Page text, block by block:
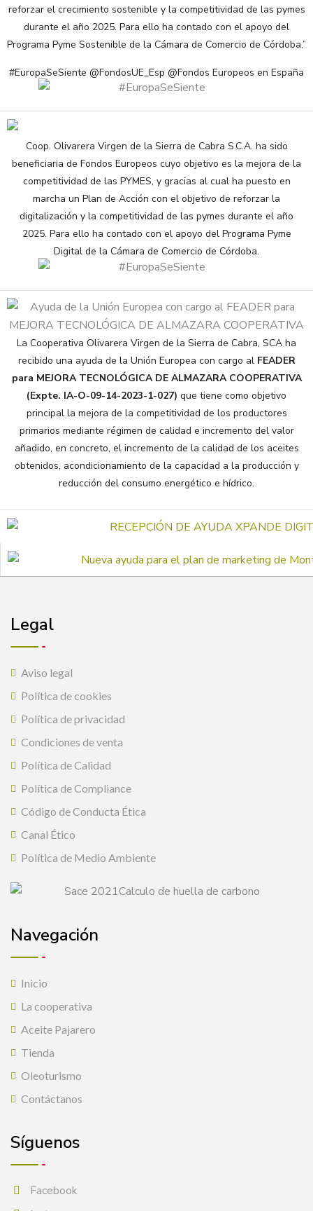
reforzar el crecimiento sostenible y la competitividad de las pymes
durante el año 2025. Para ello ha contado con el apoyo del
Programa Pyme Sostenible de la Cámara de Comercio de Córdoba.”
#EuropaSeSiente @FondosUE_Esp @Fondos Europeos en España
Coop. Olivarera Virgen de la Sierra de Cabra S.C.A. ha sido
beneficiaria de Fondos Europeos cuyo objetivo es la mejora de la
competitividad de las PYMES, y gracias al cual ha puesto en
marcha un Plan de Acción con el objetivo de reforzar la
digitalización y la competitividad de las pymes durante el año
2025. Para ello ha contado con el apoyo del Programa Pyme
Digital de la Cámara de Comercio de Córdoba.
La Cooperativa Olivarera Virgen de la Sierra de Cabra, SCA ha
recibido una ayuda de la Unión Europea con cargo al FEADER
para MEJORA TECNOLÓGICA DE ALMAZARA COOPERATIVA
(Expte. IA-O-09-14-2023-1-027) que tiene como objetivo
principal la mejora de la competitividad de los productores
primarios mediante régimen de calidad e incremento del valor
añadido, en concreto, el incremento de la calidad de los aceites
obtenidos, acondicionamiento de la capacidad a la producción y
reducción del consumo energético e hídrico.
Legal
Aviso legal
Política de cookies
Política de privacidad
Condiciones de venta
Política de Calidad
Política de Compliance
Código de Conducta Ética
Canal Ético
Política de Medio Ambiente
Navegación
Inicio
La cooperativa
Aceite Pajarero
Tienda
Oleoturismo
Contáctanos
Síguenos
Facebook